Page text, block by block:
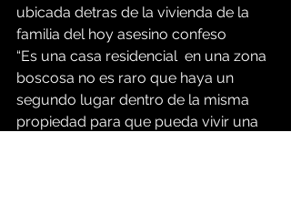
ubicada detras de la vivienda de la
familia del hoy asesino confeso
“Es una casa residencial  en una zona
boscosa no es raro que haya un
segundo lugar dentro de la misma
propiedad para que pueda vivir una